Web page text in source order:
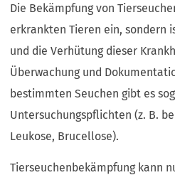
Die Bekämpfung von
erkrankten Tieren ein, sondern
und die Verhütung dieser
Überwachung und
bestimmten Seuchen gibt es
Untersuchungspflichten (z. B.
Leukose, Brucellose).
Tierseuchenbekämpfung kann